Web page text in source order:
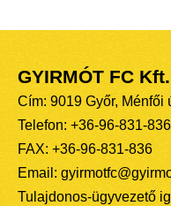
GYIRMÓT FC Kft.
Cím: 9019 Győr, Ménfői
Telefon: +36-96-831-836
FAX: +36-96-831-836
Email:
Tulajdonos-ügyvezető